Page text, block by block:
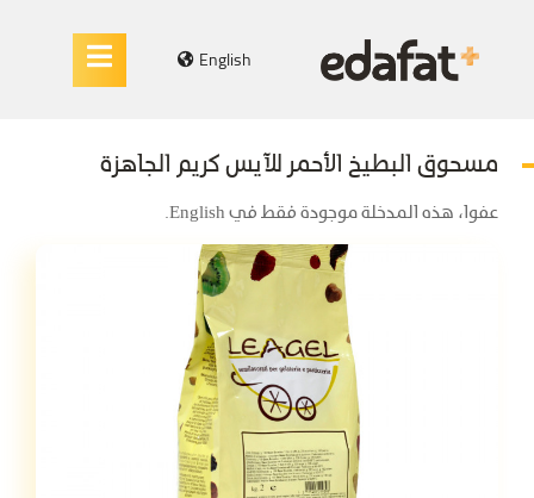
English
مسحوق البطيخ الأحمر للآيس كريم الجاهزة
عفوا، هذه المدخلة موجودة فقط في English.